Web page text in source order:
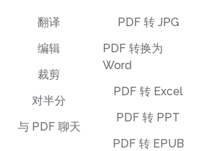
翻译
编辑
裁剪
对半分
与 PDF 聊天
PDF 转 JPG
PDF 转换为
Word
PDF 转 Excel
PDF 转 PPT
PDF 转 EPUB